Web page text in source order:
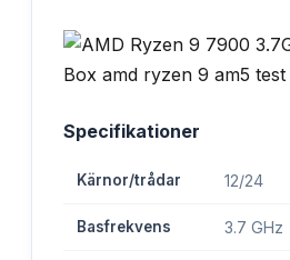
Specifikationer
Kärnor/trådar 12/24
Basfrekvens 3.7 GHz